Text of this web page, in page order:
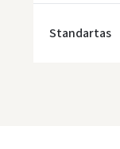
Standartas